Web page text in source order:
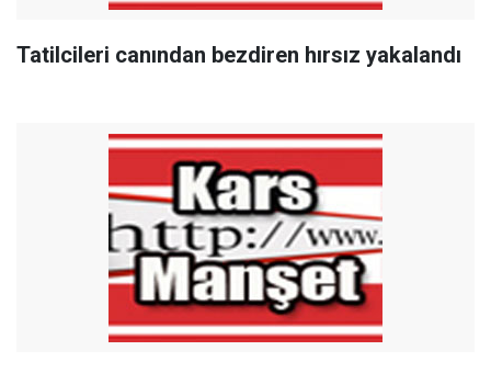
Tatilcileri canından bezdiren hırsız yakalandı